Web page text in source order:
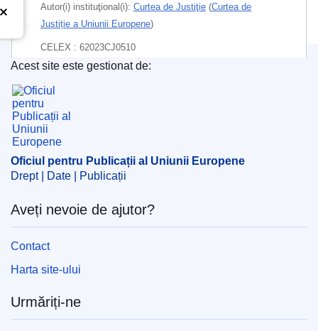
Autor(i) instituţional(i): Curtea de Justiţie (Curtea de
Justiție a Uniunii Europene)
CELEX : 62023CJ0510
ECLI : ECLI:EU:C:2025:41
Oficiul pentru Publicații al Uniunii Europene
Acest site este gestionat de:
Oficiul pentru Publicații al Uniunii Europene
Drept | Date | Publicații
Aveți nevoie de ajutor?
Contact
Harta site-ului
Urmăriți-ne